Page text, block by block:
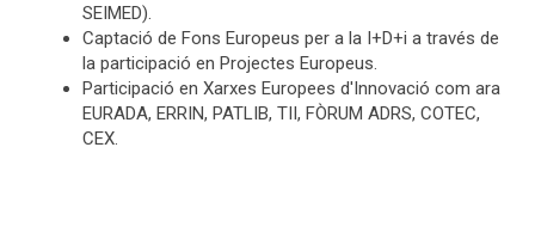
SEIMED).
Captació de Fons Europeus per a la I+D+i a través de
la participació en Projectes Europeus.
Participació en Xarxes Europees d'Innovació com ara
EURADA, ERRIN, PATLIB, TII, FÒRUM ADRS, COTEC,
CEX.